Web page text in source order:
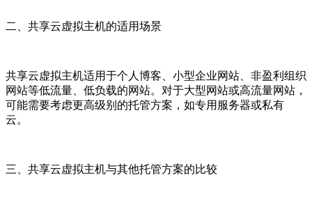
二、共享云虚拟主机的适用场景
共享云虚拟主机适用于个人博客、小型企业网站、非盈利组织
网站等低流量、低负载的网站。对于大型网站或高流量网站，
可能需要考虑更高级别的托管方案，如专用服务器或私有
云。
三、共享云虚拟主机与其他托管方案的比较